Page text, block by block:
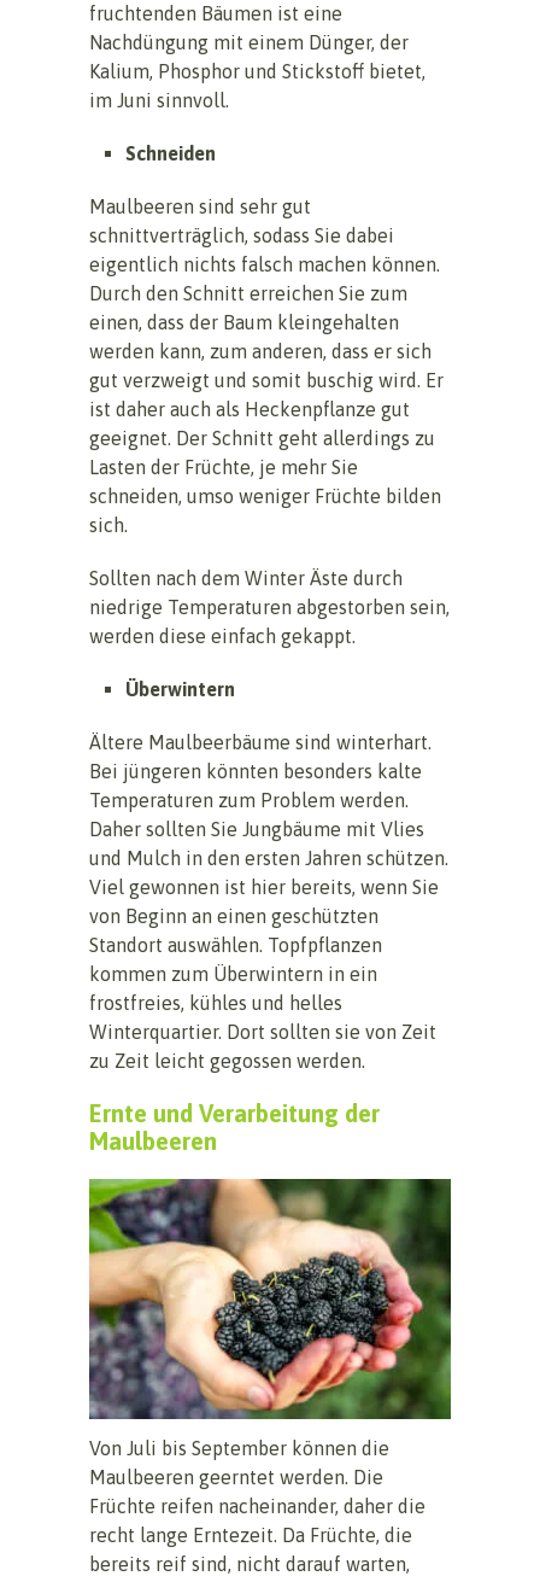
fruchtenden Bäumen ist eine
Nachdüngung mit einem Dünger, der
Kalium, Phosphor und Stickstoff bietet,
im Juni sinnvoll.
Schneiden
Maulbeeren sind sehr gut
schnittverträglich, sodass Sie dabei
eigentlich nichts falsch machen können.
Durch den Schnitt erreichen Sie zum
einen, dass der Baum kleingehalten
werden kann, zum anderen, dass er sich
gut verzweigt und somit buschig wird. Er
ist daher auch als Heckenpflanze gut
geeignet. Der Schnitt geht allerdings zu
Lasten der Früchte, je mehr Sie
schneiden, umso weniger Früchte bilden
sich.
Sollten nach dem Winter Äste durch
niedrige Temperaturen abgestorben sein,
werden diese einfach gekappt.
Überwintern
Ältere Maulbeerbäume sind winterhart.
Bei jüngeren könnten besonders kalte
Temperaturen zum Problem werden.
Daher sollten Sie Jungbäume mit Vlies
und Mulch in den ersten Jahren schützen.
Viel gewonnen ist hier bereits, wenn Sie
von Beginn an einen geschützten
Standort auswählen. Topfpflanzen
kommen zum Überwintern in ein
frostfreies, kühles und helles
Winterquartier. Dort sollten sie von Zeit
zu Zeit leicht gegossen werden.
Ernte und Verarbeitung der
Maulbeeren
Von Juli bis September können die
Maulbeeren geerntet werden. Die
Früchte reifen nacheinander, daher die
recht lange Erntezeit. Da Früchte, die
bereits reif sind, nicht darauf warten,